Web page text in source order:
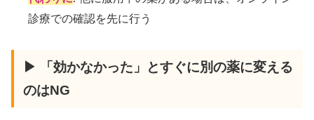
診療での確認を先に行う
▶ 「効かなかった」とすぐに別の薬に変える
のはNG